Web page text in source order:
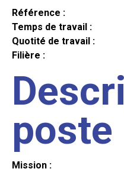
Référence :
Temps de travail :
Quotité de travail :
Filière :
poste
Mission :